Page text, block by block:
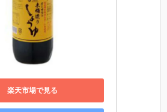
楽天市場で見る